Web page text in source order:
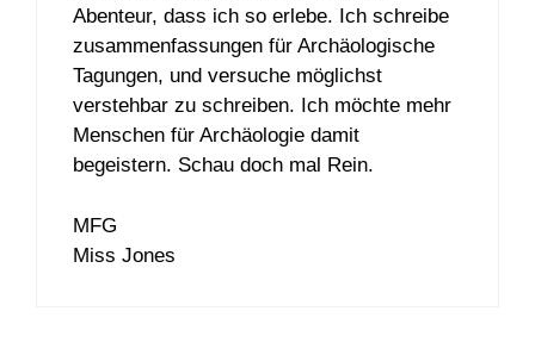
Abenteur, dass ich so erlebe. Ich schreibe
zusammenfassungen für Archäologische
Tagungen, und versuche möglichst
verstehbar zu schreiben. Ich möchte mehr
Menschen für Archäologie damit
begeistern. Schau doch mal Rein.
MFG
Miss Jones